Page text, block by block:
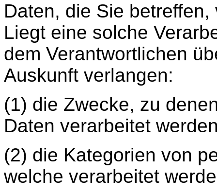
Daten, die Sie
Liegt eine solche
dem Verantwortlichen
Auskunft verlangen:
(1) die Zwecke, zu
Daten verarbeitet
(2) die Kategorien von
welche verarbeitet